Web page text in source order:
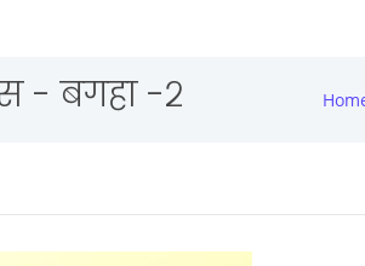
- बगहा -२